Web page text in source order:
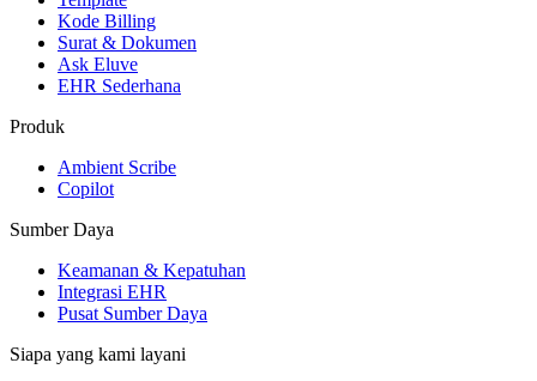
Kode Billing
Surat & Dokumen
Ask Eluve
EHR Sederhana
Produk
Ambient Scribe
Copilot
Sumber Daya
Keamanan & Kepatuhan
Integrasi EHR
Pusat Sumber Daya
Siapa yang kami layani